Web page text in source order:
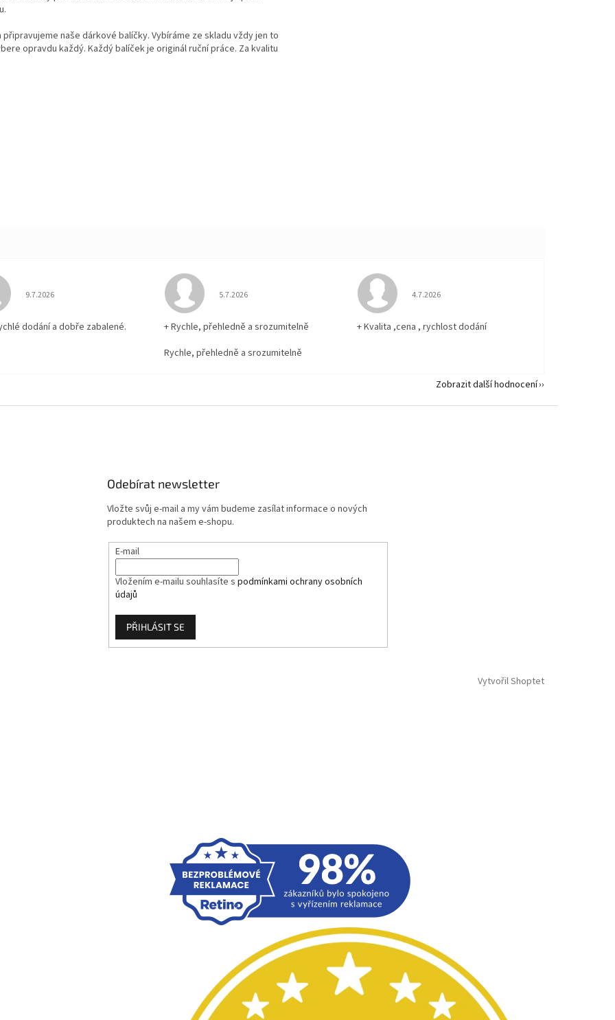
naše dárkové balíčky. Vybíráme ze skladu vždy jen to
opravdu každý. Každý balíček je originál ruční práce. Za kvalitu
Hodnocení obchodu je 5 z 5 hvězdiček.
9.7.2026
dodání a dobře zabalené.
Hodnocení obchodu je 5 z 5 hvězdiček.
5.7.2026
+ Rychle, přehledně a srozumitelně
Rychle, přehledně a srozumitelně
Hodnocení obchodu je 5 z 5 hvězdiček.
4.7.2026
+ Kvalita ,cena , rychlost dodání
Zobrazit další hodnocení
Odebírat newsletter
Vložte svůj e-mail a my vám budeme zasílat informace o nových
produktech na našem e-shopu.
E-mail
Vložením e-mailu souhlasíte s podmínkami ochrany osobních
údajů
PŘIHLÁSIT SE
Vytvořil Shoptet